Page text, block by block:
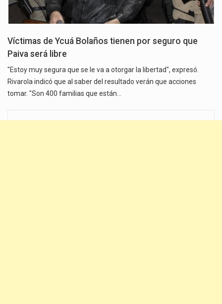
Víctimas de Ycuá Bolaños tienen por seguro que
Paiva será libre
"Estoy muy segura que se le va a otorgar la libertad", expresó.
Rivarola indicó que al saber del resultado verán que acciones
tomar. "Son 400 familias que están…